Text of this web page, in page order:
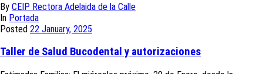
By CEIP Rectora Adelaida de la Calle
In Portada
Posted 22 January, 2025
Taller de Salud Bucodental y autorizaciones